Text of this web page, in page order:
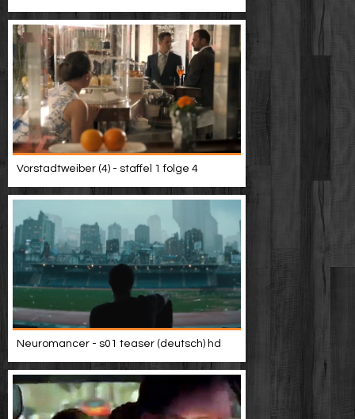
Vorstadtweiber (4) - staffel 1 folge 4
Neuromancer - s01 teaser (deutsch) hd